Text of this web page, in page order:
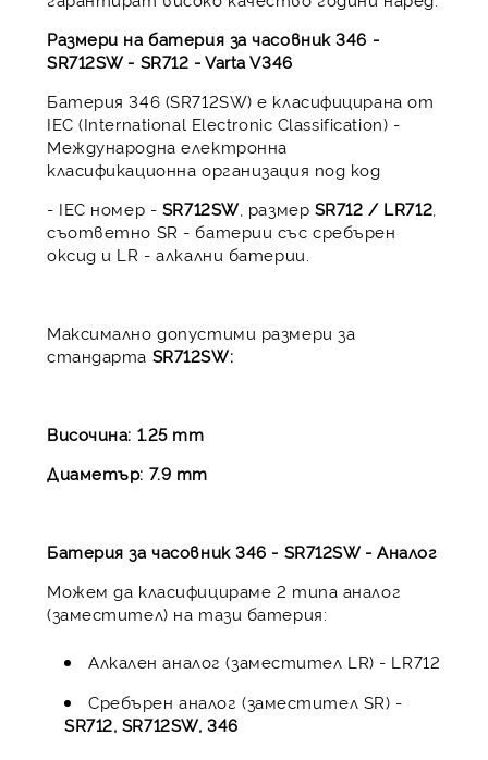
Размери на батерия за часовник 346 -
SR712SW - SR712 - Varta V346
Батерия 346 (SR712SW) е класифицирана от
IEC (International Electronic Classification) -
Международна електронна
класификационна организация под код
- IEC номер - SR712SW, размер SR712 / LR712
съответно SR - батерии със сребърен
оксид и LR - алкални батерии.
Максимално допустими размери за
стандарта SR712SW:
Височина: 1.25 mm
Диаметър: 7.9 mm
Батерия за часовник 346 - SR712SW - Аналог
Можем да класифицираме 2 типа аналог
(заместител) на тази батерия:
Алкален аналог (заместител LR) - LR712
Сребърен аналог (заместител SR) -
SR712, SR712SW, 346